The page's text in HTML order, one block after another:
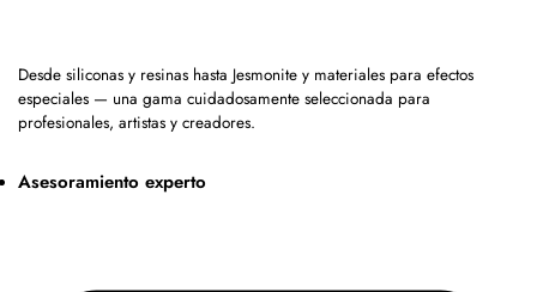
Desde siliconas y resinas hasta Jesmonite y materiales para efectos
especiales — una gama cuidadosamente seleccionada para
profesionales, artistas y creadores.
Asesoramiento experto